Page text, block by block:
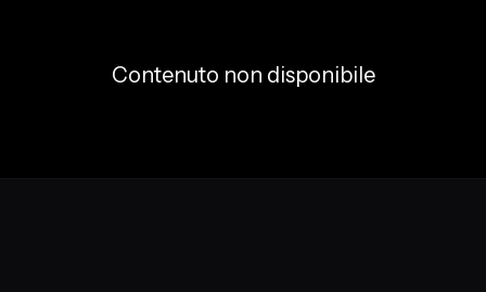
Contenuto non disponibile